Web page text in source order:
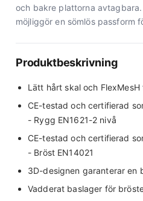
och bakre plattorna
möjliggör en sömlös passform
Produktbeskrivning
Lätt hårt skal och FlexMesH
CE-testad och certifierad
- Rygg EN1621-2 nivå
CE-testad och certifierad
- Bröst EN14021
3D-designen garanterar en
Vadderat baslager för